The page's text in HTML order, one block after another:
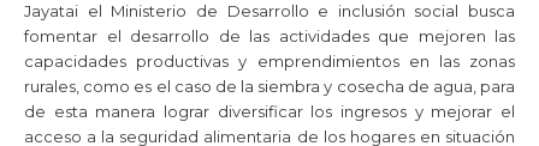
Jayatai el Ministerio de Desarrollo e inclusión social busca
fomentar el desarrollo de las actividades que mejoren las
capacidades productivas y emprendimientos en las zonas
rurales, como es el caso de la siembra y cosecha de agua, para
de esta manera lograr diversificar los ingresos y mejorar el
acceso a la seguridad alimentaria de los hogares en situación